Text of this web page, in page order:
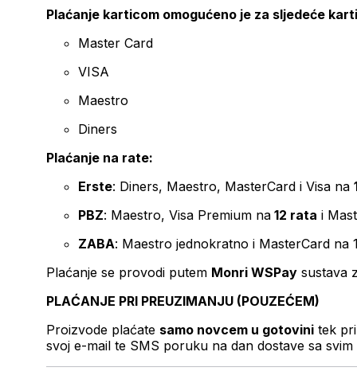
Plaćanje karticom omogućeno je za sljedeće
Master Card
VISA
Maestro
Diners
Plaćanje na rate:
Erste: Diners, Maestro, MasterCard i Visa na
PBZ: Maestro, Visa Premium na 12 rata i
ZABA: Maestro jednokratno i MasterCard na
Plaćanje se provodi putem Monri WSPay sustava
PLAĆANJE PRI PREUZIMANJU (POUZEĆEM)
Proizvode plaćate samo novcem u gotovini tek
svoj e-mail te SMS poruku na dan dostave sa svim